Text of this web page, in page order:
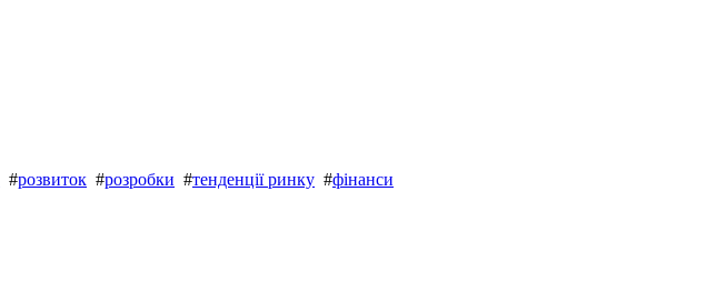
#розвиток #розробки #тенденції ринку #фінанси